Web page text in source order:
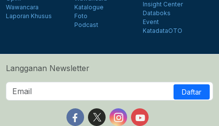
Wawancara
Laporan Khusus
Katalogue
Foto
Podcast
Insight Center
Databoks
Event
KatadataOTO
Langganan Newsletter
Daftar
Follow us on Facebook
Follow us on X
Follow us on Instagram
Follow us on